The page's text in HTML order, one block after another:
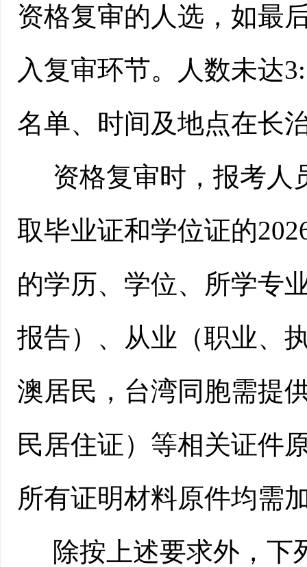
资格复审的人选，如最
入复审环节。人数未达
名单、时间及地点在长
资格复审时，报考人
取毕业证和学位证的
的学历、学位、所学专
报告）、从业（职业、
澳居民，台湾同胞需提
民居住证）等相关证件
所有证明材料原件均需
除按上述要求外，下